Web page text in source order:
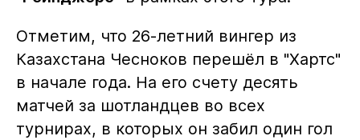
Отметим, что 26-летний вингер из
Казахстана Чесноков перешёл в "Хартс"
в начале года. На его счету десять
матчей за шотландцев во всех
турнирах, в которых он забил один гол